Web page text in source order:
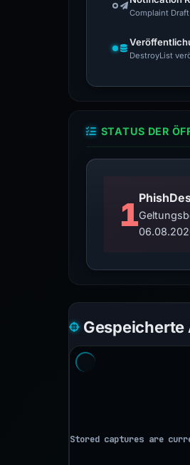
Complaint
DestroyList
STATUS DER
1
Gespeicherte